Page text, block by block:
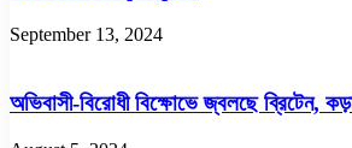
September 13, 2024
অভিবাসী-বিরোধী বিক্ষোভে জ্বলছে ব্রিটেন, কড়া